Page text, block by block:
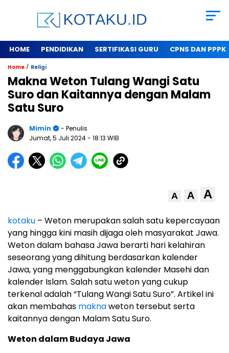
HOME PENDIDIKAN SERTIFIKASI GURU CPNS DAN PPPK
Home / Religi
Makna Weton Tulang Wangi Satu
Suro dan Kaitannya dengan Malam
Satu Suro
Mimin
- Penulis
Jumat, 5 Juli 2024- 18:13 WIB
A A A
kotaku – Weton merupakan salah satu kepercayaan
yang hingga kini masih dijaga oleh masyarakat Jawa.
Weton dalam bahasa Jawa berarti hari kelahiran
seseorang yang dihitung berdasarkan kalender
Jawa, yang menggabungkan kalender Masehi dan
kalender Islam. Salah satu weton yang cukup
terkenal adalah “Tulang Wangi Satu Suro”. Artikel ini
akan membahas maknaweton tersebut serta
kaitannya dengan Malam Satu Suro.
Weton dalam Budaya Jawa